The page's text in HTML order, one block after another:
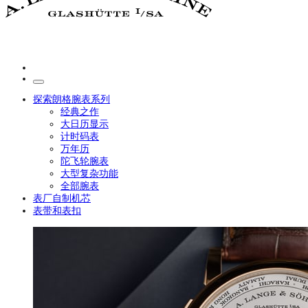
探索朗格腕表系列
经典之作
大日历显示
计时码表
万年历
陀飞轮腕表
大型复杂功能
全部腕表
表厂自制机芯
表带和表扣